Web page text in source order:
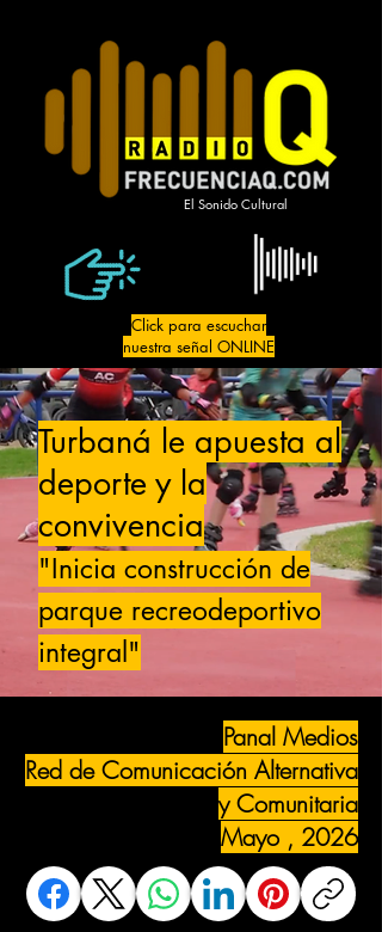
Click para escuchar
nuestra señal ONLINE
El Sonido Cultural
Turbaná le apuesta al
deporte y la
convivencia
"Inicia construcción de
parque recreodeportivo
integral"
Panal Medios
Red de Comunicación Alternativa
y Comunitaria
Mayo , 2026